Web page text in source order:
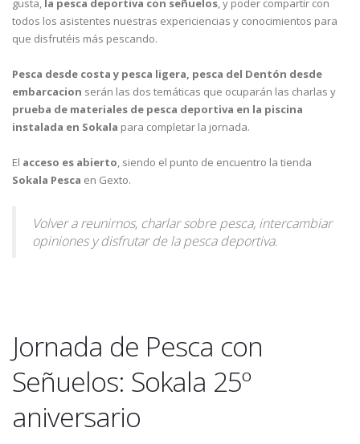
todos los asistentes nuestras expericiencias y conocimientos para
que disfrutéis más pescando.
Pesca desde costa y pesca ligera, pesca del Dentón desde
embarcacion serán las dos temáticas que ocuparán las charlas y
prueba de materiales de pesca deportiva en la piscina
instalada en Sokala para completar la jornada.
El acceso es abierto , siendo el punto de encuentro la tienda
Sokala Pesca en Gexto.
Volver a reunirnos, charlar sobre pesca, intercambiar
opiniones y disfrutar de la pesca deportiva.
Jornada de Pesca con
Señuelos: Sokala 25º
aniversario